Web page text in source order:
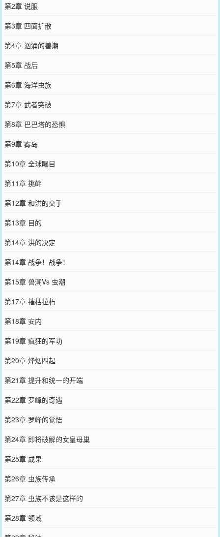
第2章 说服
第3章 四面扩散
第4章 汹涌的兽潮
第5章 战后
第6章 海洋虫族
第7章 武者突破
第8章 巴巴塔的恐惧
第9章 雾岛
第10章 全球瞩目
第11章 挑衅
第12章 和洪的交手
第13章 目的
第14章 洪的决定
第14章 战争！战争！
第15章 兽潮Vs 虫潮
第17章 摧枯拉朽
第18章 安内
第19章 疯狂的军功
第20章 烽烟四起
第21章 提升和统一的开端
第22章 罗峰的奇遇
第23章 罗峰的觉悟
第24章 即将破解的女皇母巢
第25章 成果
第26章 虫族传承
第27章 虫族不该是这样的
第28章 领域